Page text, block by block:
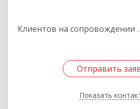
Клиентов на сопровождении
Отправить
Показать
Отправить
Назад